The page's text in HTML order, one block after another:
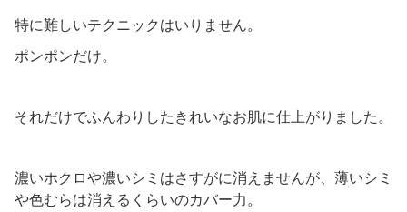
特に難しいテクニックはいりません。
ポンポンだけ。
それだけでふんわりしたきれいなお肌に仕上がりました。
濃いホクロや濃いシミはさすがに消えませんが、薄いシミ
や色むらは消えるくらいのカバー力。